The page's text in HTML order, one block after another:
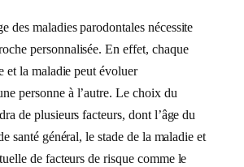
des maladies parodontales nécessite
personnalisée. En effet, chaque
et la maladie peut évoluer
personne à l’autre. Le choix du
de plusieurs facteurs, dont l’âge du
santé général, le stade de la maladie et
de facteurs de risque comme le